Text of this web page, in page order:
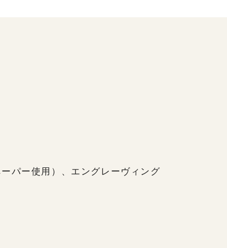
パー使用）、エングレーヴィング